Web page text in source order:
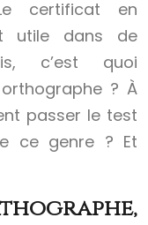
certificat en
utile dans de
c’est quoi
? À
passer le test
ce genre ? Et